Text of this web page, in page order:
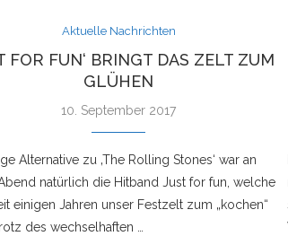
Aktuelle Nachrichten
FOR FUN‘ BRINGT DAS ZELT ZUM
GLÜHEN
10. September 2017
Alternative zu ‚The Rolling Stones‘ war an
natürlich die Hitband Just for fun, welche
einigen Jahren unser Festzelt zum „kochen“
des wechselhaften …